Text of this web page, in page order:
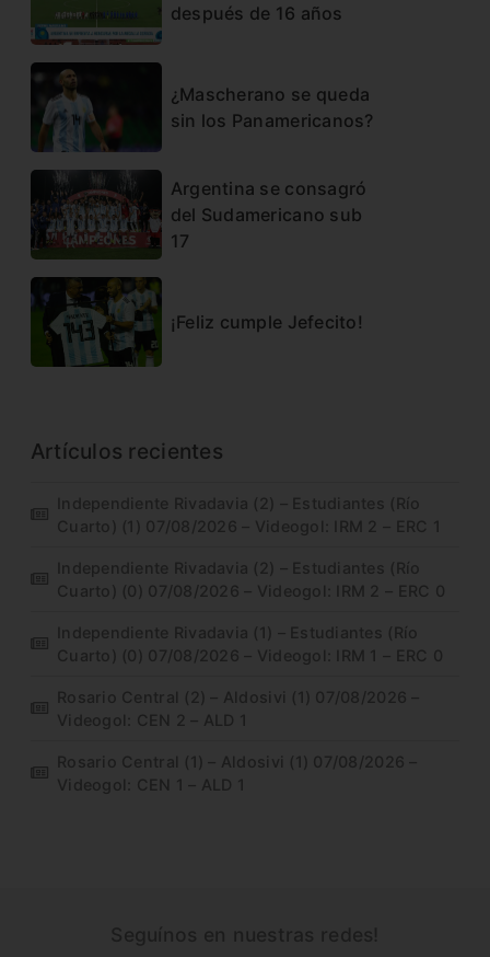
después de 16 años
¿Mascherano se queda
sin los Panamericanos?
Argentina se consagró
del Sudamericano sub
17
¡Feliz cumple Jefecito!
Artículos recientes
Independiente Rivadavia (2) – Estudiantes (Río
Cuarto) (1) 07/08/2026 – Videogol: IRM 2 – ERC 1
Independiente Rivadavia (2) – Estudiantes (Río
Cuarto) (0) 07/08/2026 – Videogol: IRM 2 – ERC 0
Independiente Rivadavia (1) – Estudiantes (Río
Cuarto) (0) 07/08/2026 – Videogol: IRM 1 – ERC 0
Rosario Central (2) – Aldosivi (1) 07/08/2026 –
Videogol: CEN 2 – ALD 1
Rosario Central (1) – Aldosivi (1) 07/08/2026 –
Videogol: CEN 1 – ALD 1